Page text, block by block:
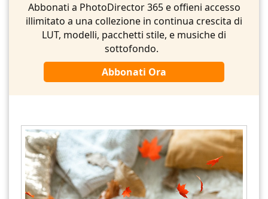
Abbonati a PhotoDirector 365 e offieni accesso
illimitato a una collezione in continua crescita di
LUT, modelli, pacchetti stile, e musiche di
sottofondo.
Abbonati Ora